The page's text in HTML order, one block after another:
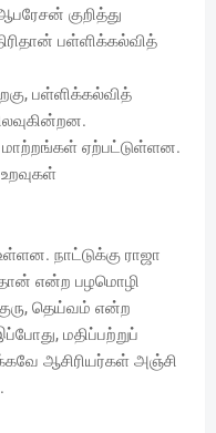
குறித்து
பள்ளிக்கல்வித்
பள்ளிக்கல்வித்
ஏற்பட்டுள்ளன.
நாட்டுக்கு ராஜா
என்ற பழமொழி
தெய்வம் என்ற
மதிப்பற்றுப்
ஆசிரியர்கள் அஞ்சி